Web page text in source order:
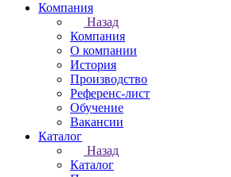
Компания
Назад
Компания
О компании
История
Производство
Референс-лист
Обучение
Вакансии
Каталог
Назад
Каталог